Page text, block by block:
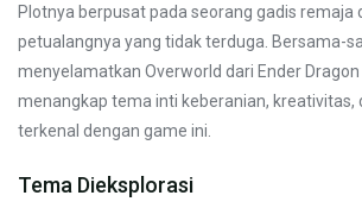
Plotnya berpusat pada seorang gadis remaja
petualangnya yang tidak terduga. Bersama-
menyelamatkan Overworld dari Ender
menangkap tema inti keberanian, kreativitas,
terkenal dengan game ini.
Tema Dieksplorasi